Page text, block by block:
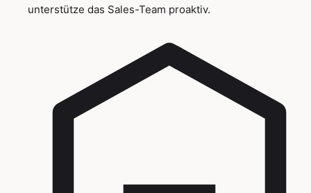
unterstütze das Sales-Team proaktiv.